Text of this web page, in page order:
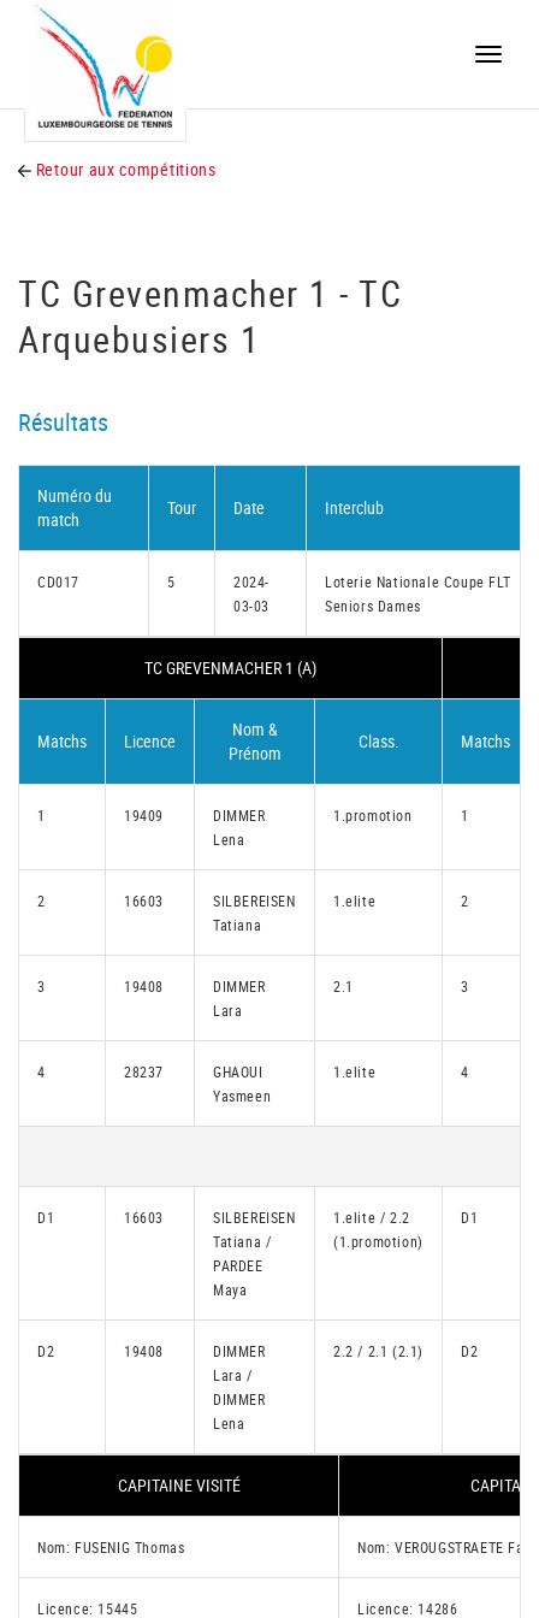
Toggle
Retour aux compétitions
TC Grevenmacher 1 - TC
Arquebusiers 1
Résultats
Numéro du
match
Tour Date Interclub
CD017 5
2024-
03-03
Loterie Nationale Coupe FLT
Seniors Dames
TC GREVENMACHER 1 (A)
Matchs Licence
Nom &
Prénom
Class. Matchs
1 19409
DIMMER
Lena
1.promotion 1
2 16603
SILBEREISEN
Tatiana
1.elite 2
3 19408
DIMMER
Lara
2.1 3
4 28237
GHAOUI
Yasmeen
1.elite 4
D1 16603
SILBEREISEN
Tatiana /
PARDEE
Maya
1.elite / 2.2
(1.promotion)
D1
D2 19408
DIMMER
Lara /
DIMMER
Lena
2.2 / 2.1 (2.1) D2
CAPITAINE VISITÉ
Nom: FUSENIG Thomas Nom: VEROUGSTRAETE
Licence: 15445 Licence: 14286